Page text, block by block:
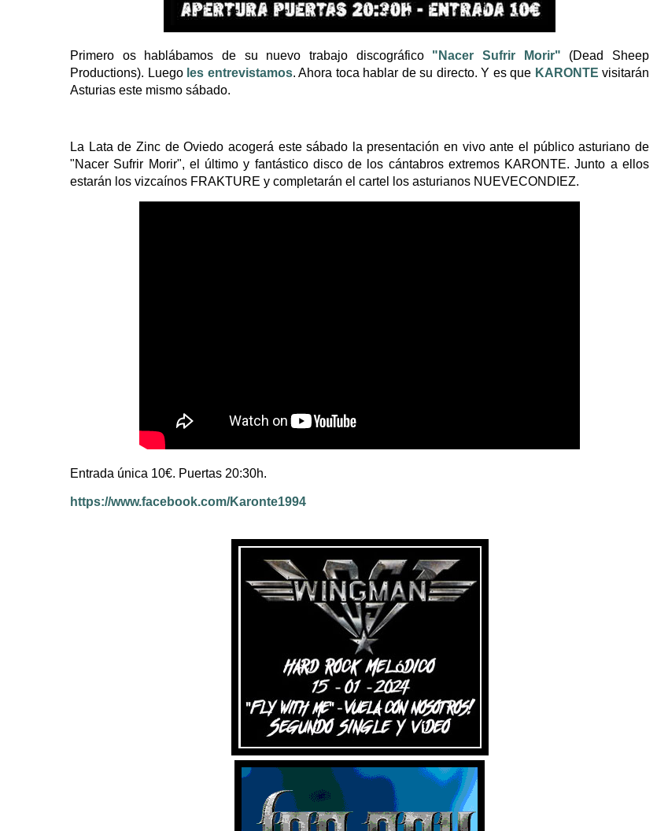
Primero os hablábamos de su nuevo trabajo discográfico "Nacer Sufrir Morir" (Dead Sheep
Productions). Luego les entrevistamos. Ahora toca hablar de su directo. Y es que KARONTE visitarán
Asturias este mismo sábado.
La Lata de Zinc de Oviedo acogerá este sábado la presentación en vivo ante el público asturiano de
"Nacer Sufrir Morir", el último y fantástico disco de los cántabros extremos KARONTE. Junto a ellos
estarán los vizcaínos FRAKTURE y completarán el cartel los asturianos NUEVECONDIEZ.
Entrada única 10€. Puertas 20:30h.
https://www.facebook.com/Karonte1994